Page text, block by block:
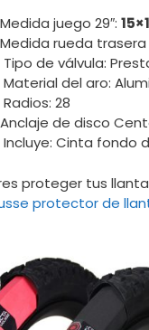
Medida juego 29″:
Medida rueda trasera
Tipo de válvula:
Material del aro:
Radios: 28
Anclaje de disco
Incluye: Cinta fondo
proteger tus
protector de